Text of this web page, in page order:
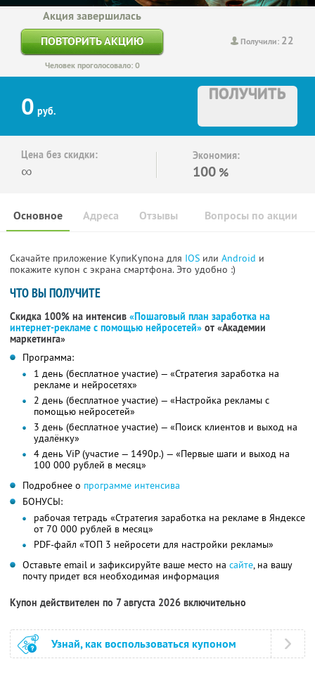
Получили: 22
Акция завершилась
ПОВТОРИТЬ АКЦИЮ
Человек проголосовало: 0
0 руб.
ПОЛУЧИТЬ
Цена без скидки:
∞
Экономия:
100 %
Основное Отзывы Вопросы по акции
Адреса
Скачайте приложение КупиКупона для IOS или Android и
покажите купон с экрана смартфона. Это удобно :)
ЧТО ВЫ ПОЛУЧИТЕ
Скидка 100% на интенсив «Пошаговый план заработка на
интернет-рекламе с помощью нейросетей» от «Академии
маркетинга»
Программа:
1 день (бесплатное участие) — «Стратегия заработка на
рекламе и нейросетях»
2 день (бесплатное участие) — «Настройка рекламы с
помощью нейросетей»
3 день (бесплатное участие) — «Поиск клиентов и выход на
удалёнку»
4 день ViP (участие — 1490р.) — «Первые шаги и выход на
100 000 рублей в месяц»
Подробнее о программе интенсива
БОНУСЫ:
рабочая тетрадь «Стратегия заработка на рекламе в Яндексе
от 70 000 рублей в месяц»
PDF-файл «ТОП 3 нейросети для настройки рекламы»
Оставьте email и зафиксируйте ваше место на сайте, на вашу
почту придет вся необходимая информация
Купон действителен по 7 августа 2026 включительно
Узнай, как воспользоваться купоном